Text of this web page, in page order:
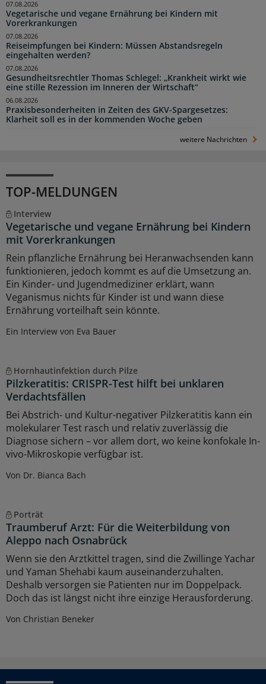
Vegetarische und vegane Ernährung bei Kindern mit
Vorerkrankungen
07.08.2026
Reiseimpfungen bei Kindern: Müssen Abstandsregeln
eingehalten werden?
07.08.2026
Gesundheitsrechtler Thomas Schlegel: „Krankheit wirkt wie
eine stille Rezession im Inneren der Wirtschaft“
07.08.2026
Praxisbesonderheiten in Zeiten des GKV-Spargesetzes:
Klarheit soll es in der kommenden Woche geben
06.08.2026
weitere Nachrichten
TOP-MELDUNGEN
Interview
Vegetarische und vegane Ernährung bei Kindern
mit Vorerkrankungen
Rein pflanzliche Ernährung bei Heranwachsenden kann
funktionieren, jedoch kommt es auf die Umsetzung an.
Ein Kinder- und Jugendmediziner erklärt, wann
Veganismus nichts für Kinder ist und wann diese
Ernährung vorteilhaft sein könnte.
Ein Interview von Eva Bauer
Hornhautinfektion durch Pilze
Pilzkeratitis: CRISPR-Test hilft bei unklaren
Verdachtsfällen
Bei Abstrich- und Kultur-negativer Pilzkeratitis kann ein
molekularer Test rasch und relativ zuverlässig die
Diagnose sichern – vor allem dort, wo keine konfokale In-
vivo-Mikroskopie verfügbar ist.
Von Dr. Bianca Bach
Porträt
Traumberuf Arzt: Für die Weiterbildung von
Aleppo nach Osnabrück
Wenn sie den Arztkittel tragen, sind die Zwillinge Yachar
und Yaman Shehabi kaum auseinanderzuhalten.
Deshalb versorgen sie Patienten nur im Doppelpack.
Doch das ist längst nicht ihre einzige Herausforderung.
Von Christian Beneker